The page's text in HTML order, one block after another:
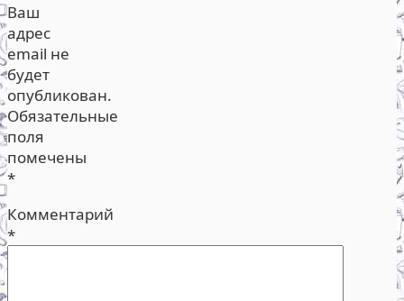
Ваш
адрес
email не
будет
опубликован.
Обязательные
поля
помечены
*
Комментарий
*